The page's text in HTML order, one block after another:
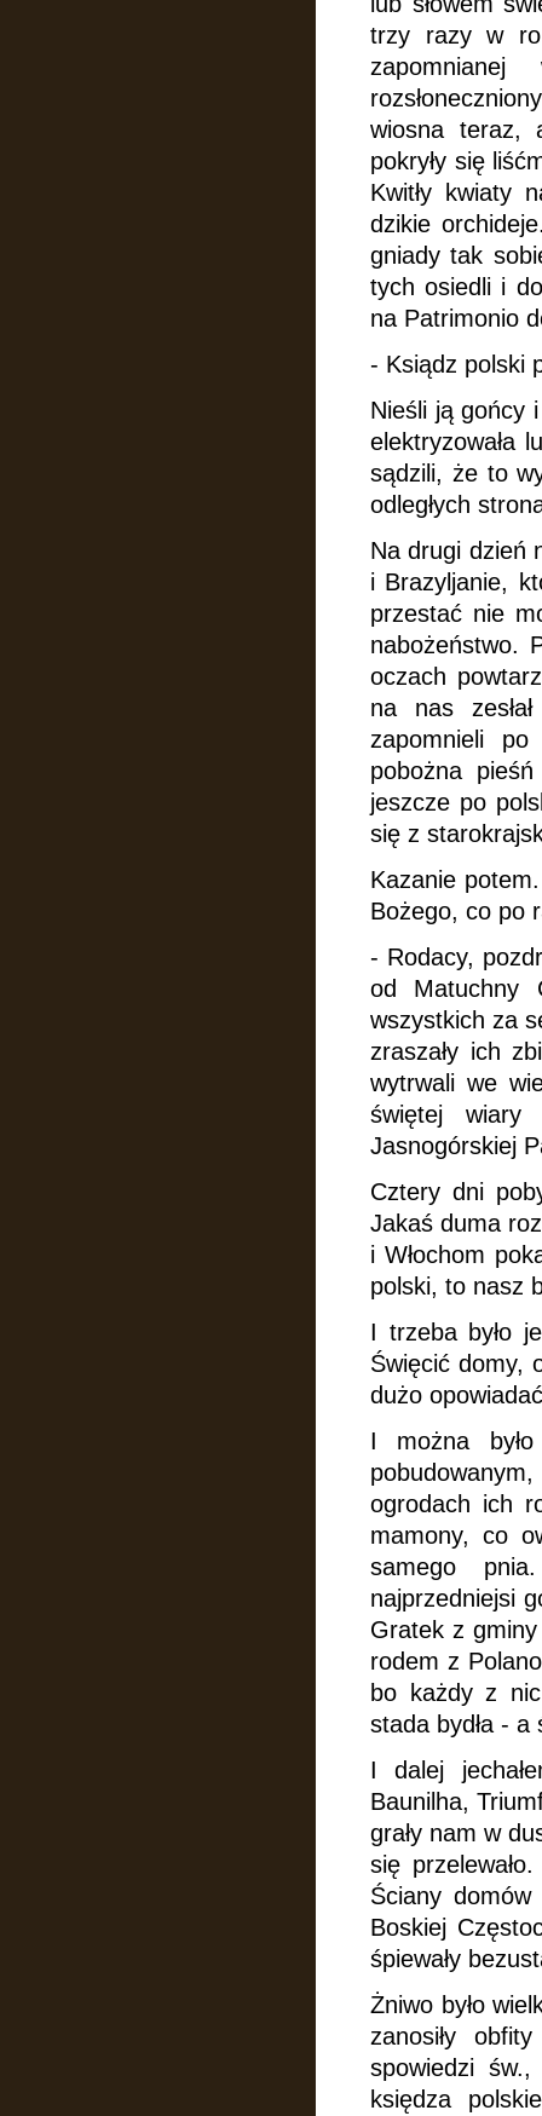
trzy razy w
wiosna teraz,
pokryły się
Kwitły kwiaty
dzikie
gniady tak
tych osiedli i
na Patrimonio
- Ksiądz polski
Nieśli ją gońcy
elektryzowała
sądzili, że to
odległych
Na drugi dzień
i Brazyljanie,
przestać nie
nabożeństwo.
oczach
na nas
zapomnieli
pobożna
jeszcze po
się z
Kazanie
Bożego, co po
- Rodacy,
od Matuchny
wszystkich za
zraszały ich
wytrwali we
świętej
Jasnogórskiej
Cztery dni
Jakaś duma
i Włochom
polski, to nasz
I trzeba było
Święcić domy,
dużo
I można
ogrodach ich
mamony, co
samego
najprzedniejsi
Gratek z
rodem z
bo każdy z
stada bydła - a
I dalej
Baunilha,
grały nam w
się
Ściany
Boskiej
śpiewały
Żniwo było
zanosiły
spowiedzi
księdza